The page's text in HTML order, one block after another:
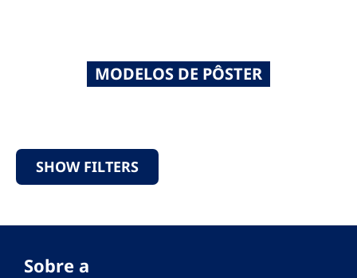
MODELOS DE PÔSTER
SHOW FILTERS
Sobre a